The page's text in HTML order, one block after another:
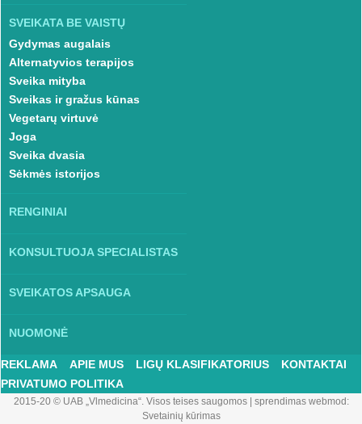
SVEIKATA BE VAISTŲ
Gydymas augalais
Alternatyvios terapijos
Sveika mityba
Sveikas ir gražus kūnas
Vegetarų virtuvė
Joga
Sveika dvasia
Sėkmės istorijos
RENGINIAI
KONSULTUOJA SPECIALISTAS
SVEIKATOS APSAUGA
NUOMONĖ
REKLAMA APIE MUS LIGŲ KLASIFIKATORIUS
KONTAKTAI
PRIVATUMO POLITIKA
2015-20 © UAB „Vlmedicina“. Visos teises saugomos| sprendimas webmod:
Svetainių kūrimas